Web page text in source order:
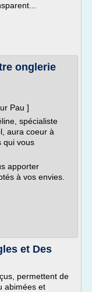
onglerie
Pau ]
spécialiste
aura coeur à
qui vous
apporter
à vos envies.
et Des
permettent de
abimées et